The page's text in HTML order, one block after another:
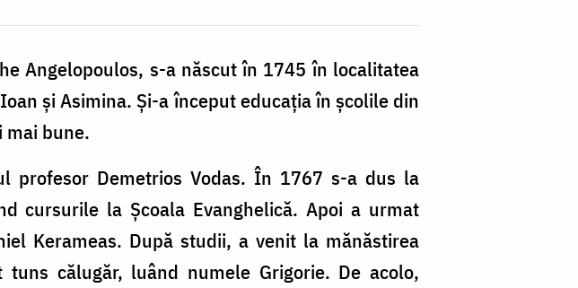
Angelopoulos, s-a născut în 1745 în localitatea
și Asimina. Și-a început educația în școlile din
mai bune.
Demetrios Vodas. În 1767 s-a dus la
cursurile la Școala Evanghelică. Apoi a urmat
Kerameas. După studii, a venit la mănăstirea
călugăr, luând numele Grigorie. De acolo,